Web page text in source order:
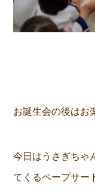
お誕生会の後はお
今日はうさぎちゃ
てくるペープサー